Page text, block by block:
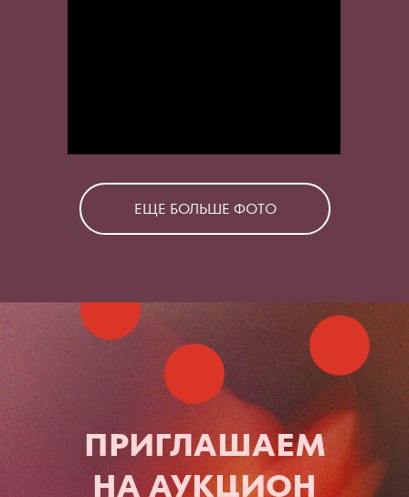
ЕЩЕ БОЛЬШЕ ФОТО
ПРИГЛАШАЕМ
НА АУКЦИОН